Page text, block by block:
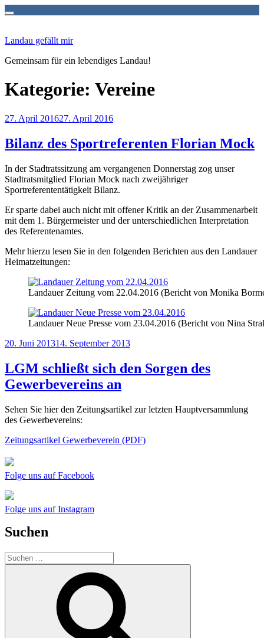
springen
Landau gefällt mir
Gemeinsam für ein lebendiges Landau!
Kategorie: Vereine
Veröffentlicht
27. April 201627. April 2016
Bilanz des Sportreferenten Florian Mock
In der Stadtratssitzung am vergangenen Donnerstag zog unser
Stadtratsmitglied Florian Mock nach zweijähriger
Sportreferententätigkeit Bilanz.
Er sparte dabei auch nicht mit offener Kritik an der Zusammenarbeit
mit dem 1. Bürgermeister und der unterschiedlichen Interpretation
des Referentenamtes.
Mehr hierzu lesen Sie in den folgenden Berichten aus den Landauer
Heimatzeitungen:
Landauer Zeitung vom 22.04.2016 (Bericht von Monika
Landauer Neue Presse vom 23.04.2016 (Bericht von Nina
Veröffentlicht
20. Juni 201314. September 2013
LGM schließt sich den Sorgen des
Gewerbevereins an
Sehen Sie hier den Zeitungsartikel zur letzten Hauptversammlung
des Gewerbevereins:
Zeitungsartikel Gewerbeverein (PDF)
Folge uns auf Facebook
Folge uns auf Instagram
Suchen
Suchen
nach: